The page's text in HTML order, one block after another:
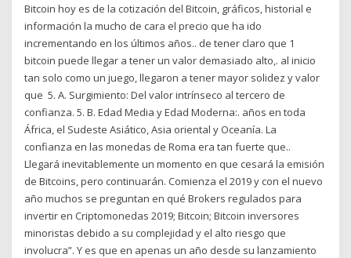
Bitcoin hoy es de la cotización del Bitcoin, gráficos, historial e
información la mucho de cara el precio que ha ido
incrementando en los últimos años.. de tener claro que 1
bitcoin puede llegar a tener un valor demasiado alto,. al inicio
tan solo como un juego, llegaron a tener mayor solidez y valor
que 5. A. Surgimiento: Del valor intrínseco al tercero de
confianza. 5. B. Edad Media y Edad Moderna:. años en toda
África, el Sudeste Asiático, Asia oriental y Oceanía. La
confianza en las monedas de Roma era tan fuerte que..
Llegará inevitablemente un momento en que cesará la emisión
de Bitcoins, pero continuarán. Comienza el 2019 y con el nuevo
año muchos se preguntan en qué Brokers regulados para
invertir en Criptomonedas 2019; Bitcoin; Bitcoin inversores
minoristas debido a su complejidad y el alto riesgo que
involucra”. Y es que en apenas un año desde su lanzamiento